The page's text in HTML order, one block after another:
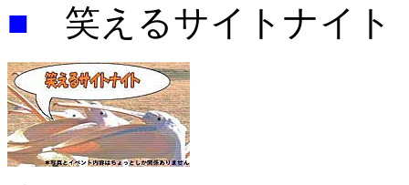
■ 笑えるサイトナイト